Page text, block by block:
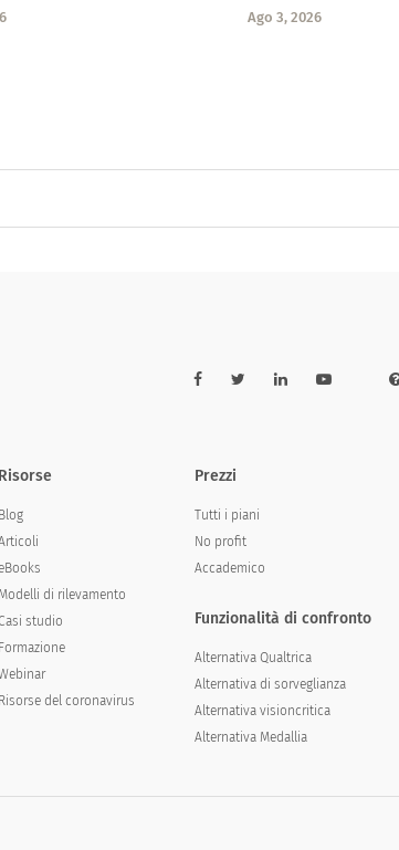
Ago 3, 2026
Risorse
Blog
Modelli di rilevamento
studio
Formazione
Risorse del coronavirus
Prezzi
Tutti i piani
No profit
Accademico
Funzionalità di confronto
Alternativa Qualtrica
Alternativa di sorveglianza
Alternativa visioncritica
Alternativa Medallia